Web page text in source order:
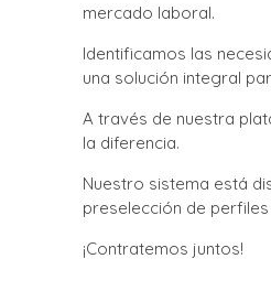
mercado laboral.
Identificamos las
una solución integral
A través de nuestra
la diferencia.
Nuestro sistema está
preselección de
¡Contratemos juntos!